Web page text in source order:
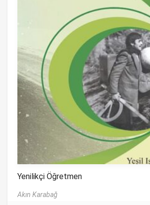
Yenilikçi Öğretmen
Akın Karabağ